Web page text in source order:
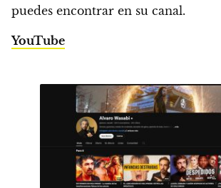
puedes encontrar en su canal.
YouTube